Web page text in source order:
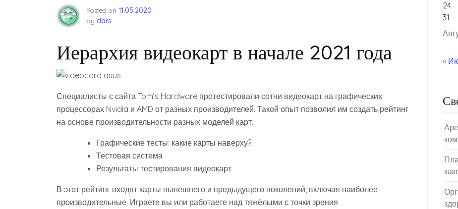
Posted on 11.05.2020
by dars
Иерархия видеокарт в начале 2021 года
Специалисты с сайта Tom’s Hardware протестировали сотни видеокарт на графических
процессорах Nvidia и AMD от разных производителей. Такой опыт позволил им создать рейтинг
на основе производительности разных моделей карт.
Графические тесты: какие карты наверху?
Тестовая система
Результаты тестирования видеокарт
В этот рейтинг входят карты нынешнего и предыдущего поколений, включая наиболее
производительные. Играете вы или работаете над тяжёлыми с точки зрения
24
31
«